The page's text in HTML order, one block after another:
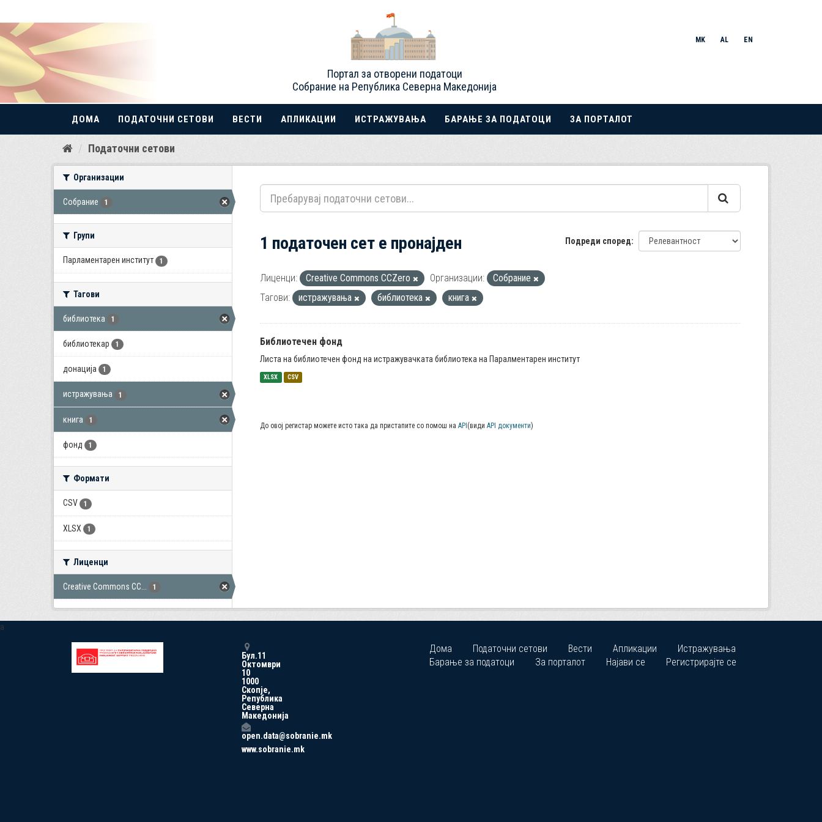
Прескокнете
Портал за отворени податоци
Собрание на Република Северна Македонија
MK AL EN
ДОМА ПОДАТОЧНИ СЕТОВИ ВЕСТИ АПЛИКАЦИИ ИСТРАЖУВАЊА БАРАЊЕ ЗА ПОДАТОЦИ ЗА ПОРТАЛОТ
Податочни сетови
Организации
Собрание 1
Групи
Парламентарен институт 1
Тагови
библиотека 1
библиотекар 1
донација 1
истражувања 1
книга 1
фонд 1
Формати
CSV 1
XLSX 1
Лиценци
Creative Commons CC... 1
Подреди според
1 податочен сет е пронајден
Лиценци: Creative Commons CCZero Организации:
Собрание
Тагови:
истражувања библиотека книга
Библиотечен фонд
Листа на библиотечен фонд на истражувачката библиотека на Паралментарен институт
XLSX CSV
До овој регистар можете исто така да пристапите со помош на API (види API документи)
a
Бул.11
Октомври
10
1000
Скопје,
Република
Северна
Македонија
open.data@sobranie.mk
www.sobranie.mk
Дома Податочни сетови Вести Апликации
Истражувања
Барање за податоци
За порталот Најави се Регистрирајте се